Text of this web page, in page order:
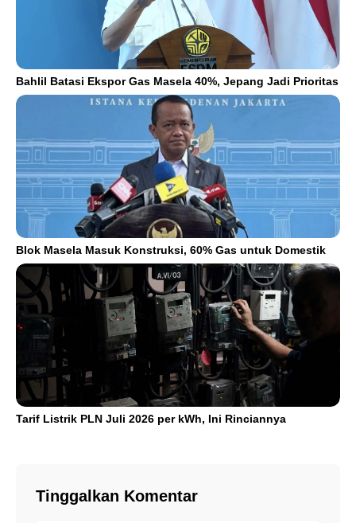
Bahlil Batasi Ekspor Gas Masela 40%, Jepang Jadi Prioritas
Blok Masela Masuk Konstruksi, 60% Gas untuk Domestik
Tarif Listrik PLN Juli 2026 per kWh, Ini Rinciannya
Tinggalkan Komentar